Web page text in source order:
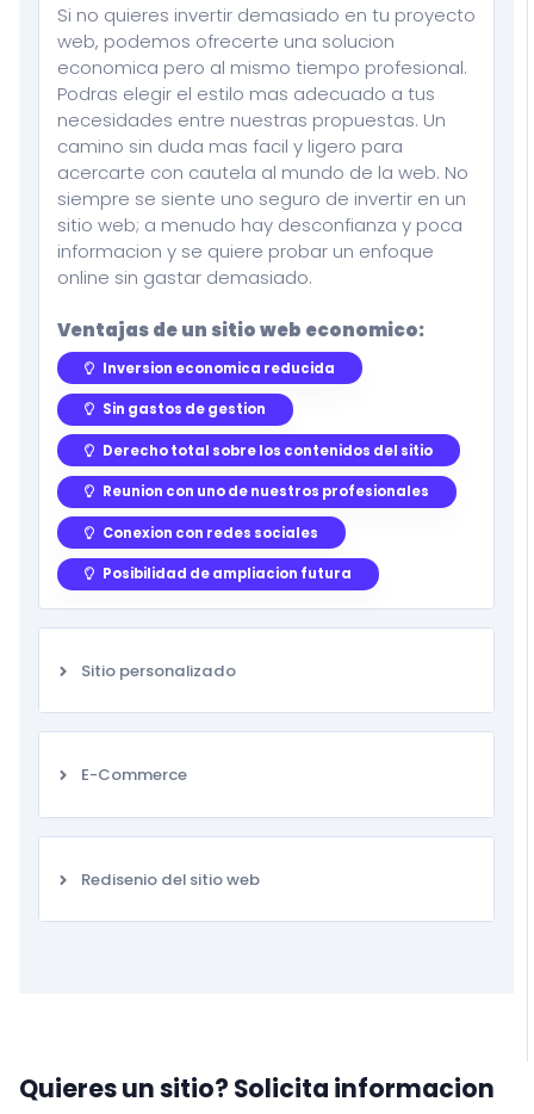
Si no quieres invertir demasiado en tu proyecto
web, podemos ofrecerte una solucion
economica pero al mismo tiempo profesional.
Podras elegir el estilo mas adecuado a tus
necesidades entre nuestras propuestas. Un
camino sin duda mas facil y ligero para
acercarte con cautela al mundo de la web. No
siempre se siente uno seguro de invertir en un
sitio web; a menudo hay desconfianza y poca
informacion y se quiere probar un enfoque
online sin gastar demasiado.
Ventajas de un sitio web economico:
Inversion economica reducida
Sin gastos de gestion
Derecho total sobre los contenidos del sitio
Reunion con uno de nuestros profesionales
Conexion con redes sociales
Posibilidad de ampliacion futura
Sitio personalizado
E-Commerce
Redisenio del sitio web
Quieres un sitio? Solicita informacion